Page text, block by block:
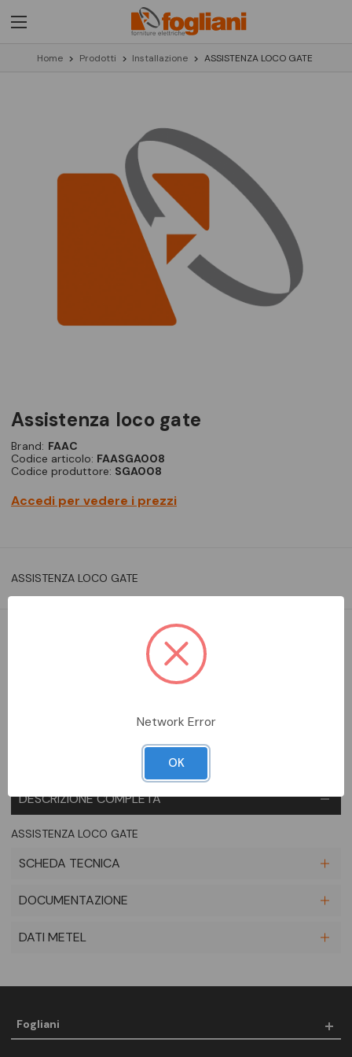
Home Prodotti Installazione ASSISTENZA LOCO GATE
assistenza loco gate
Brand: FAAC
Codice articolo: FAASGA008
Codice produttore: SGA008
Accedi per vedere i prezzi
ASSISTENZA LOCO GATE
DESCRIZIONE COMPLETA
ASSISTENZA LOCO GATE
SCHEDA TECNICA
DOCUMENTAZIONE
DATI METEL
Fogliani
Network Error
OK